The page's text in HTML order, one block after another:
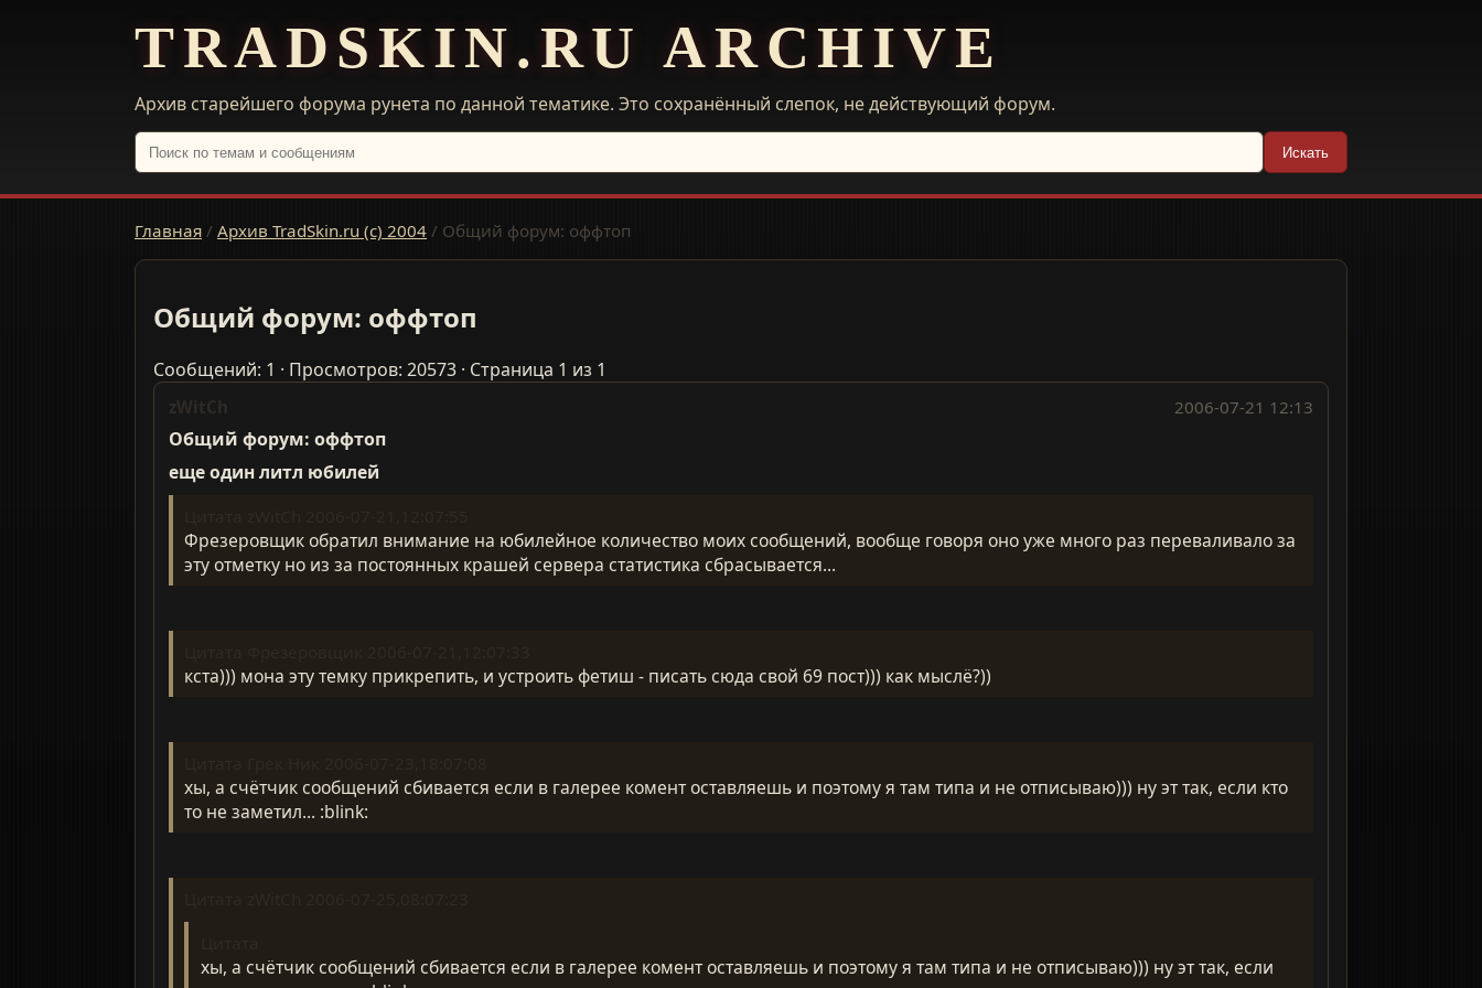
TRADSKIN.RU ARCHIVE
Архив старейшего форума рунета по данной тематике. Это сохранённый слепок, не действующий форум.
Искать
Главная / Архив TradSkin.ru (с) 2004 / Общий форум: оффтоп
Общий форум: оффтоп
Сообщений: 1 · Просмотров: 20573 · Страница 1 из 1
zWitCh 2006-07-21 12:13
Общий форум: оффтоп
еще один литл юбилей
Фрезеровщик обратил внимание на юбилейное количество моих сообщений, вообще говоря оно уже много раз переваливало за
эту отметку но из за постоянных крашей сервера статистика сбрасывается...
кста))) мона эту темку прикрепить, и устроить фетиш - писать сюда свой 69 пост))) как мыслё?))
хы, а счётчик сообщений сбивается если в галерее комент оставляешь и поэтому я там типа и не отписываю))) ну эт так, если кто
то не заметил... :blink:
хы, а счётчик сообщений сбивается если в галерее комент оставляешь и поэтому я там типа и не отписываю))) ну эт так, если